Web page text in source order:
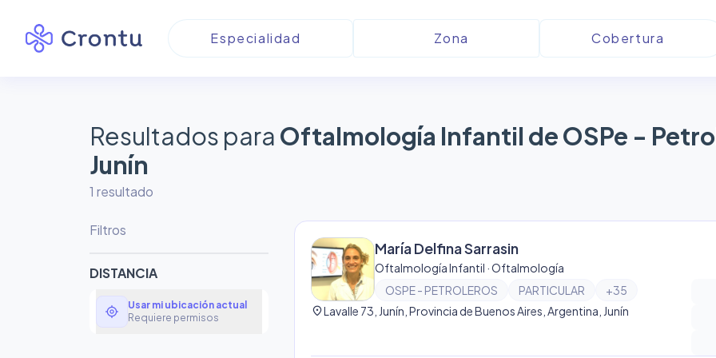
Resultados para Oftalmología Infantil de OSPe -
Junín
1 resultado
Filtros
DISTANCIA
my_location
Usar mi ubicación actual
Requiere permisos
María Delfina Sarrasin
Oftalmología Infantil · Oftalmología
OSPE - PETROLEROS
PARTICULAR +35
location_onLavalle 73, Junín, Provincia de Buenos Aires, Argentina, Junín